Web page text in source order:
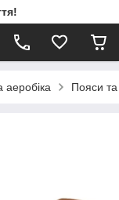
аеробіка Пояси та